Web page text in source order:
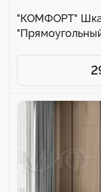
"КОМФОРТ"